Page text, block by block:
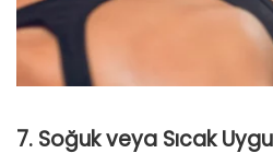
7. Soğuk veya Sıcak